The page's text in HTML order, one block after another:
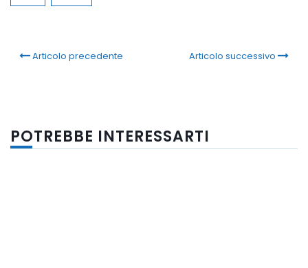
Articolo precedente Articolo successivo
POTREBBE INTERESSARTI